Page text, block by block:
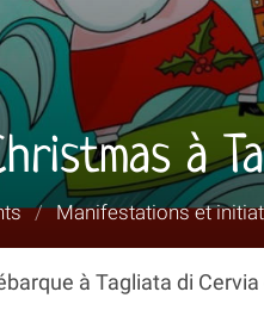
à
/ Manifestations et
à Tagliata di